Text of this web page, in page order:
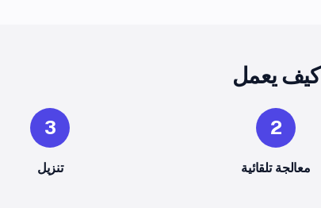
كيف يعمل
2
معالجة تلقائية
3
تنزيل